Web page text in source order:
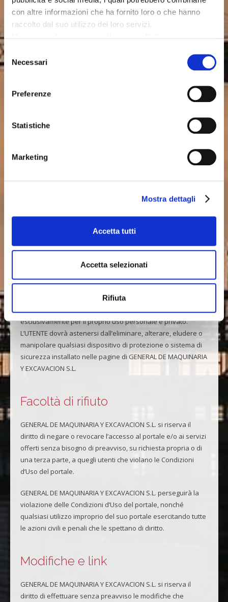
con altre informazioni che ha fornito loro o che hanno
raccolto dal suo utilizzo dei loro servizi.
Selezione
delNecessari
Preferenze
Statistiche
Marketing
Mostra dettagli
Accetta tutti
Accetta selezionati
Rifiuta
intellettuale
intellettuale e industriale della sua pagina web, nonché degli
elementi contenuti nella stessa (a titolo enunciativo,
logotipi, combinazioni di colori, struttura e design, selezione
di materiali usati, programmi di computer necessari per il
Secondo quanto contenuto negli articoli 8 e 32.2, secondo
espressamente proibita la riproduzione, distribuzione e
disposizione, della totalità o parte dei contenuti di questa
pagina web con fini commerciali, in qualsiasi supporto e
attraverso qualsiasi mezzo tecnico, senza l’autorizzazione
di GENERAL DE MAQUINARIA Y EXCAVACION S.L. Tutti i diritti
L’UTENTE si impegna a rispettare i diritti di Proprietà
Intellettuale e Industriale in possesso di GENERAL DE
elementi del portale e persino stamparli, copiarli e
conservarli nell’hard drive del suo computer o in qualsiasi
altro supporto fisico a patto che sia unicamente ed
esclusivamente per il proprio uso personale e privato.
L’UTENTE dovrà astenersi dall’eliminare, alterare, eludere o
manipolare qualsiasi dispositivo di protezione o sistema di
sicurezza installato nelle pagine di GENERAL DE MAQUINARIA
Y EXCAVACION S.L.
Facoltà di rifiuto
GENERAL DE MAQUINARIA Y EXCAVACION S.L. si riserva il
diritto di negare o revocare l’accesso al portale e/o ai servizi
offerti senza bisogno di preavviso, su richiesta propria o di
una terza parte, a quegli utenti che violano le Condizioni
d’Uso del portale.
GENERAL DE MAQUINARIA Y EXCAVACION S.L. perseguirà la
violazione delle Condizioni d’Uso del portale, nonché
qualsiasi utilizzo improprio del suo portale esercitando tutte
le azioni civili e penali che le spettano di diritto.
Modifiche e link
GENERAL DE MAQUINARIA Y EXCAVACION S.L. si riserva il
diritto di effettuare senza preavviso le modifiche che